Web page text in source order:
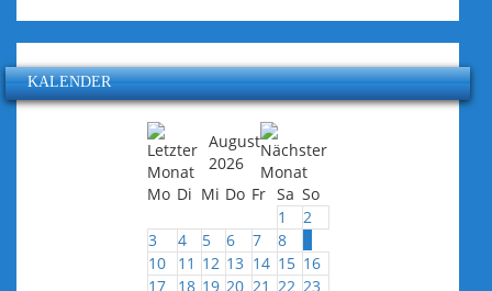
KALENDER
August
2026
Mo Di Mi Do Fr Sa So
1
2
3
4 5 6 7 8
10
11 12 13 14 15 16
17
18 19 20 21 22 23